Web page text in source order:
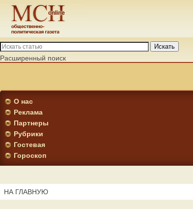
Искать
Расширенный поиск
О нас
Реклама
Партнеры
Рубрики
Гостевая
Гороскоп
НА ГЛАВНУЮ